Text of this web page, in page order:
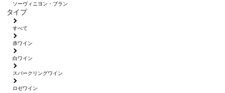
ソーヴィニヨン・ブラン
タイプ
すべて
赤ワイン
白ワイン
スパークリングワイン
ロゼワイン